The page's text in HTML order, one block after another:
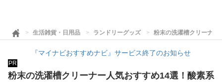
生活雑貨・日用品 ランドリーグッズ 粉末の洗濯槽クリーナー
『マイナビおすすめナビ』サービス終了のお知らせ
PR
粉末の洗濯槽クリーナー人気おすすめ14選！酸素系